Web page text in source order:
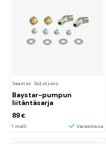
Seastar Solutions
Baystar-pumpun
liitäntäsarja
89€
1 malli Varastossa